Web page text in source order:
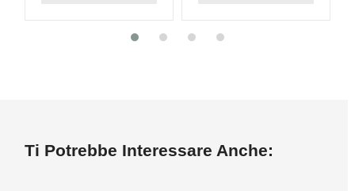
Ti Potrebbe Interessare Anche: